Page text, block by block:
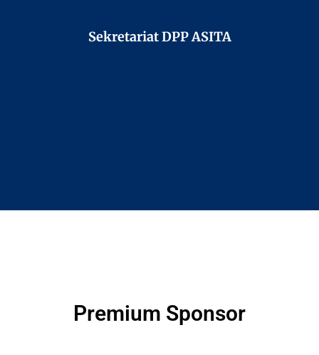
Sekretariat DPP ASITA
Premium Sponsor